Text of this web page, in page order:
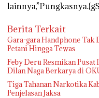
Berita Terkait
Gara-gara Handphone Tak
Petani Hingga Tewas
Feby Deru Resmikan Pusat
Dilan Naga Berkarya di
Tiga Tahanan Narkotika
Penjelasan Jaksa